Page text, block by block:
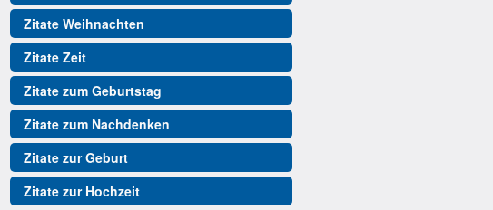
Zitate Weihnachten
Zitate Zeit
Zitate zum Geburtstag
Zitate zum Nachdenken
Zitate zur Geburt
Zitate zur Hochzeit